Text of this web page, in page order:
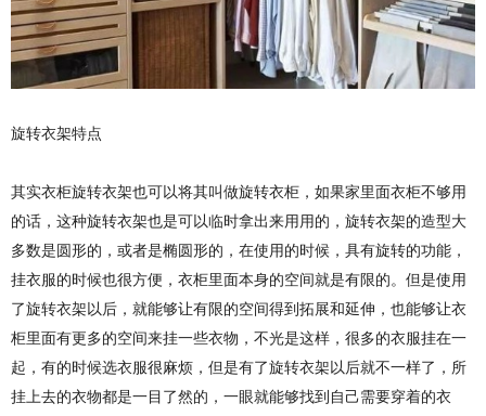
旋转衣架特点
其实衣柜旋转衣架也可以将其叫做旋转衣柜，如果家里面衣柜不够用
的话，这种旋转衣架也是可以临时拿出来用用的，旋转衣架的造型大
多数是圆形的，或者是椭圆形的，在使用的时候，具有旋转的功能，
挂衣服的时候也很方便，衣柜里面本身的空间就是有限的。但是使用
了旋转衣架以后，就能够让有限的空间得到拓展和延伸，也能够让衣
柜里面有更多的空间来挂一些衣物，不光是这样，很多的衣服挂在一
起，有的时候选衣服很麻烦，但是有了旋转衣架以后就不一样了，所
挂上去的衣物都是一目了然的，一眼就能够找到自己需要穿着的衣